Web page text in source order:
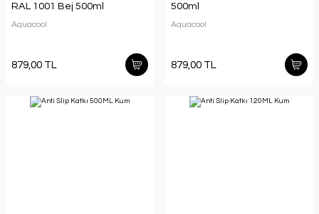
RAL 1001 Bej 500ml
Aquacool
879,00 TL
500ml
Aquacool
879,00 TL